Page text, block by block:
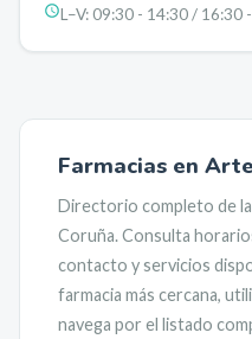
L–V:09:30 - 14:30 / 16:30
Farmacias en
Directorio completo de
Coruña. Consulta
contacto y servicios
farmacia más cercana,
navega por el listado